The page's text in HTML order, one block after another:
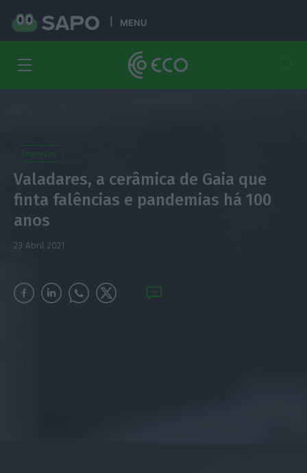
MENU
Empresas
Valadares, a cerâmica de Gaia que
finta falências e pandemias há 100
anos
23 Abril 2021